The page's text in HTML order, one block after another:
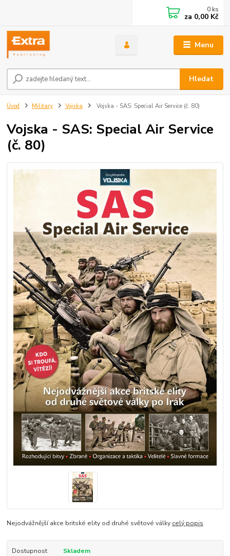
Menu
Hledat
0 ks
za 0,00 Kč
Úvod Military Vojska Vojska - SAS: Special Air Service (č. 80)
Vojska - SAS: Special Air Service
(č. 80)
Nejodvážnější akce britské elity od druhé světové války celý popis
Dostupnost
Skladem